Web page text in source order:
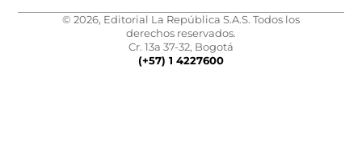
© 2026, Editorial La República S.A.S. Todos los
derechos reservados.
Cr. 13a 37-32, Bogotá
(+57) 1 4227600